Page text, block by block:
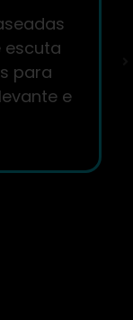
escuta
para
e